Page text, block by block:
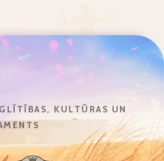
KULTŪRAS UN